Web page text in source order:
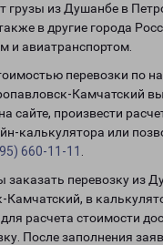
грузы из Душанбе в
в другие города
и авиатранспортом.
перевозки по
Камчатский
сайте, произвести
калькулятора или
660-11-11
заказать перевозку из
Камчатский, в
расчета стоимости
После заполнения